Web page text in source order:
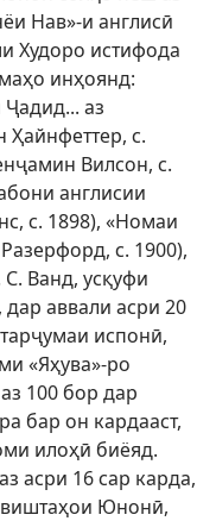
Нав»-и англисӣ
Худоро истифода
инҳоянд:
аз
Ҳайнфеттер, с.
Вилсон, с.
англисии
с. 1898), «Номаи
с. 1900),
Ванд, усқуфи
аввали асри 20
испонӣ,
«Яҳува»-ро
100 бор дар
бар он кардааст,
илоҳӣ биёяд.
асри 16 сар карда,
Юнонӣ,